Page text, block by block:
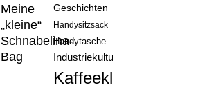
Meine
„kleine“
Schnabelina-
Bag
Geschichten
Handysitzsack
Handytasche
Industriekultur
Kaffeeklatsch